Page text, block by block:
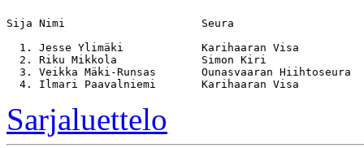
Sija Nimi                     Seura
1. Jesse Ylimäki            Karihaaran Visa
2. Riku Mikkola             Simon Kiri
3. Veikka Mäki-Runsas       Ounasvaaran Hiihtoseura
Sarjaluettelo